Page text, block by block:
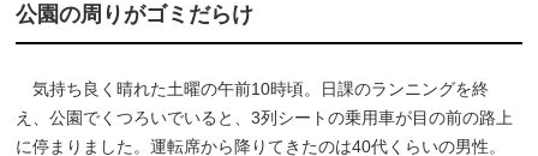
公園の周りがゴミだらけ
気持ち良く晴れた土曜の午前10時頃。日課のランニングを終
え、公園でくつろいでいると、3列シートの乗用車が目の前の路上
に停まりました。運転席から降りてきたのは40代くらいの男性。